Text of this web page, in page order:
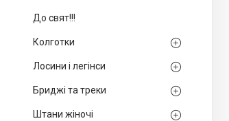
До свят!!!
Колготки
Лосини і легінси
Бриджі та треки
Штани жіночі